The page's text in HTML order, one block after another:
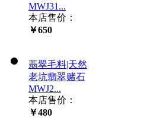
MWJ31...
本店售价：
￥650
翡翠毛料|天然
老坑翡翠赌石
MWJ2...
本店售价：
￥480